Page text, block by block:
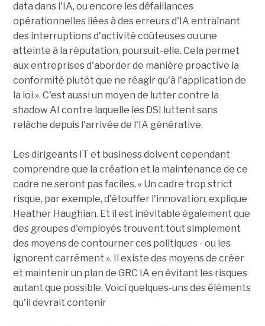
data dans l'IA, ou encore les défaillances
opérationnelles liées à des erreurs d'IA entraînant
des interruptions d'activité coûteuses ou une
atteinte à la réputation, poursuit-elle. Cela permet
aux entreprises d'aborder de manière proactive la
conformité plutôt que ne réagir qu'à l'application de
la loi ». C'est aussi un moyen de lutter contre la
shadow AI contre laquelle les DSI luttent sans
relâche depuis l'arrivée de l'IA générative.
Les dirigeants IT et business doivent cependant
comprendre que la création et la maintenance de ce
cadre ne seront pas faciles. « Un cadre trop strict
risque, par exemple, d'étouffer l'innovation, explique
Heather Haughian. Et il est inévitable également que
des groupes d'employés trouvent tout simplement
des moyens de contourner ces politiques - ou les
ignorent carrément ». Il existe des moyens de créer
et maintenir un plan de GRC IA en évitant les risques
autant que possible. Voici quelques-uns des éléments
qu'il devrait contenir